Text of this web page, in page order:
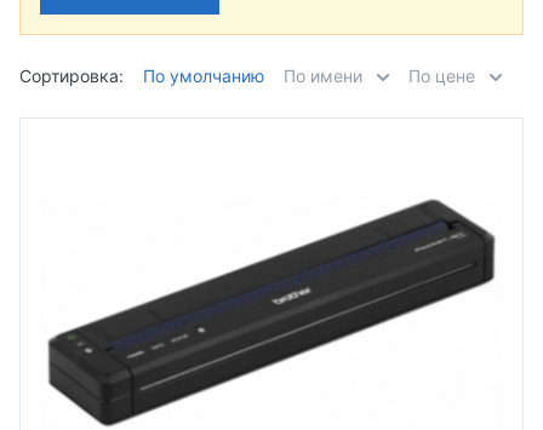
Сортировка: По умолчанию По имени По цене